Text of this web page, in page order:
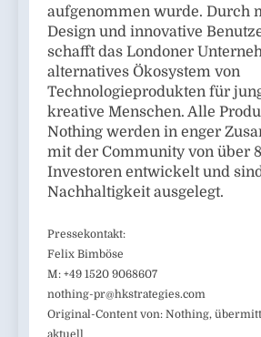
aufgenommen wurde. Durch
Design und innovative
schafft das Londoner
alternatives Ökosystem von
Technologieprodukten für
kreative Menschen. Alle
Nothing werden in enger
mit der Community von über
Investoren entwickelt und
Nachhaltigkeit ausgelegt.
Pressekontakt:
Felix Bimböse
M: +49 1520 9068607
nothing-pr@hkstrategies.com
Original-Content von: Nothing,